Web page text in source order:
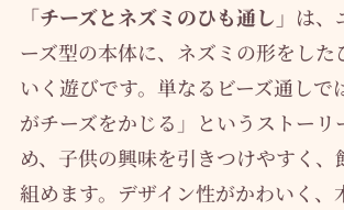
「チーズとネズミのひも通し」 は、
ーズ型の本体に、ネズミの形をした
いく遊びです。単なるビーズ通しで
がチーズをかじる」というストーリ
め、子供の興味を引きつけやすく、
組めます。デザイン性がかわいく、